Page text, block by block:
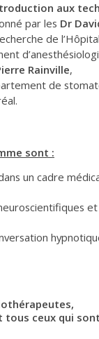
aux
par les Dr
de l’Hôpital
Rainville,
de
sont :
un cadre
et
tous ceux qui sont